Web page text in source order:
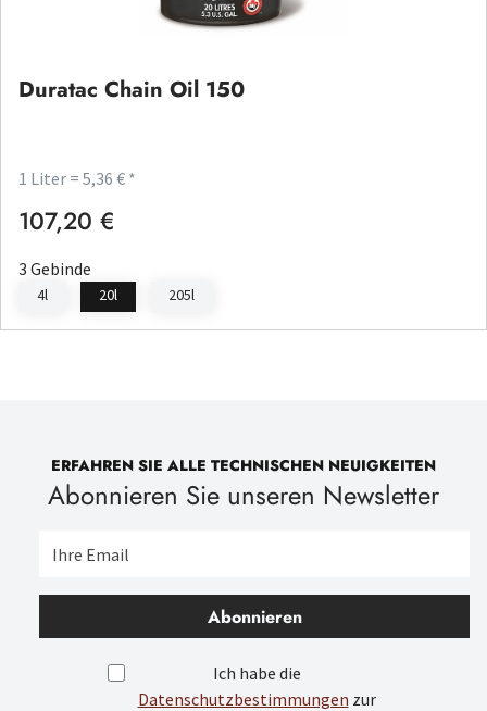
Duratac Chain Oil 150
1 Liter = 5,36 € *
Regulärer Preis:
107,20 €
3 Gebinde
4l 20l 205l
ERFAHREN SIE ALLE TECHNISCHEN NEUIGKEITEN
Abonnieren Sie unseren Newsletter
Abonnieren
Ich habe die
Datenschutzbestimmungen zur